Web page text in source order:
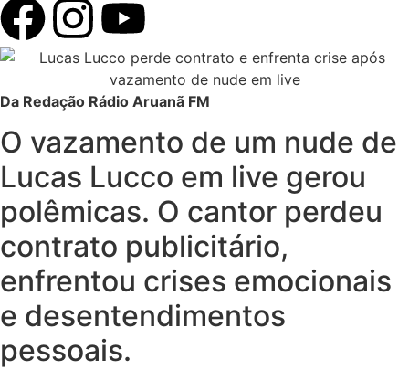
Da Redação Rádio Aruanã FM
O vazamento de um nude de
Lucas Lucco em live gerou
polêmicas. O cantor perdeu
contrato publicitário,
enfrentou crises emocionais
e desentendimentos
pessoais.